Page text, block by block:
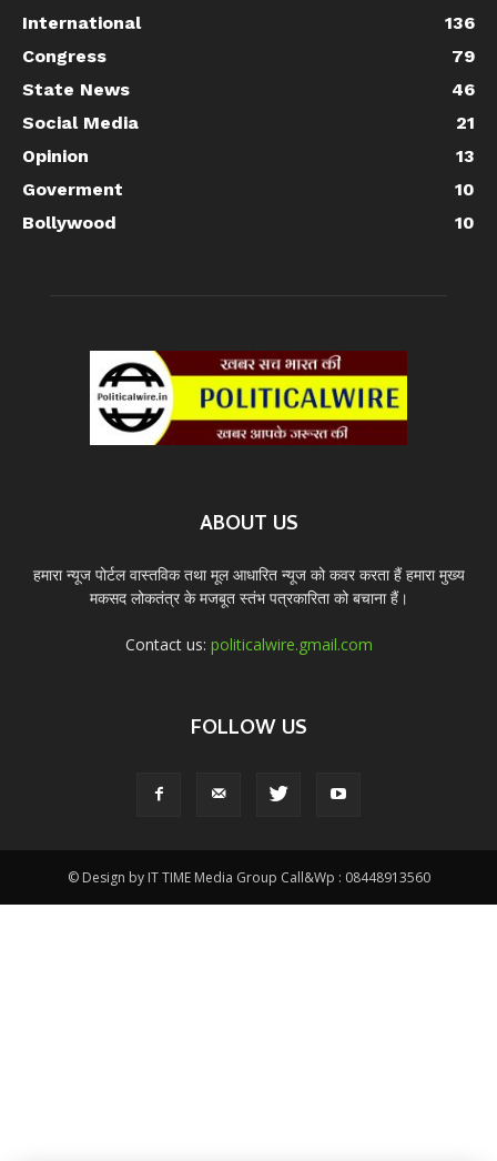
International
136
Congress
79
State News
46
Social Media
21
Opinion
13
Goverment
10
Bollywood
10
ABOUT US
हमारा न्यूज पोर्टल वास्तविक तथा मूल आधारित न्यूज को कवर करता हैं हमारा मुख्य
मकसद लोकतंत्र के मजबूत स्तंभ पत्रकारिता को बचाना हैं।
Contact us: politicalwire.gmail.com
FOLLOW US
© Design by IT TIME Media Group Call&Wp : 08448913560